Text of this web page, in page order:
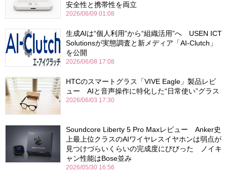
安全性と携帯性を両立
2026/06/09 01:08
生成AIは“個人利用”から“組織活用”へ USEN ICT
Solutionsが実態調査と新メディア「AI-Clutch」
を公開
2026/06/08 17:08
HTCのスマートグラス「VIVE Eagle」製品レビ
ュー AIと音声操作に特化した“日常使い”グラス
2026/06/03 17:30
Soundcore Liberty 5 Pro Maxレビュー Anker史
上最上位クラスのAIワイヤレスイヤホンは弱点が
見つけづらいくらいの完成度にびびった ノイキ
ャン性能はBose並み
2026/05/30 16:56